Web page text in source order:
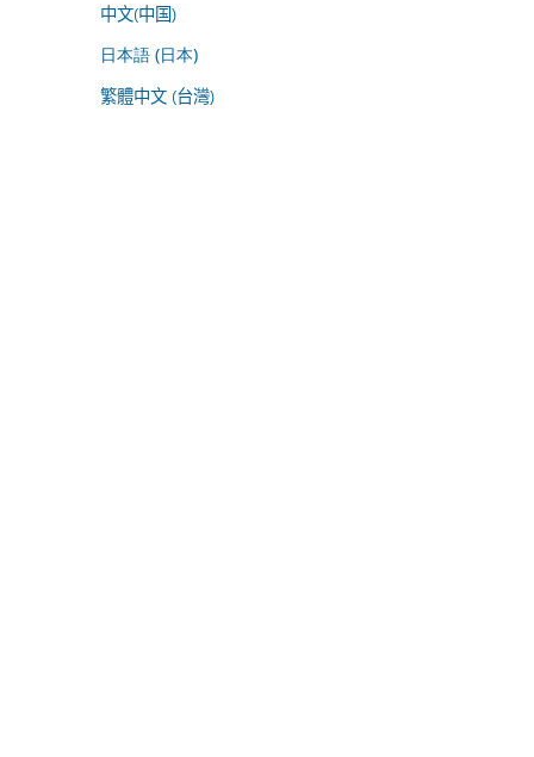
中文(中国)
日本語 (日本)
繁體中文 (台灣)